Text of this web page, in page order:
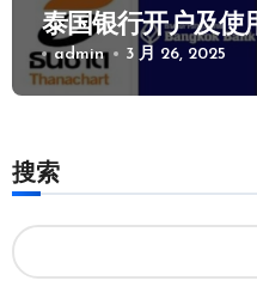
泰国银行开户及使
admin 3 月 26, 2025
搜索